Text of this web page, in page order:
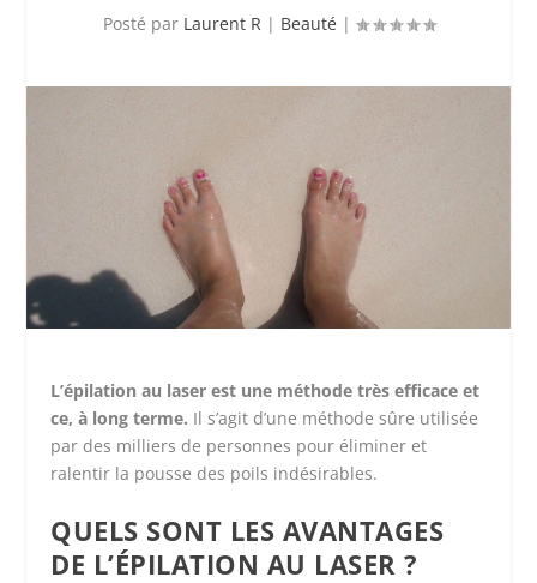
Posté par Laurent R| Beauté |
L’épilation au laser est une méthode très efficace et
ce, à long terme. Il s’agit d’une méthode sûre utilisée
par des milliers de personnes pour éliminer et
ralentir la pousse des poils indésirables.
QUELS SONT LES AVANTAGES
DE L’ÉPILATION AU LASER ?